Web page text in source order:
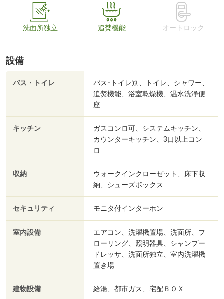
洗面所独立 追焚機能 オートロック
設備
バス・トイレ
バス･トイレ別、トイレ、シャワー、
追焚機能、浴室乾燥機、温水洗浄便
座
キッチン
ガスコンロ可、システムキッチン、
カウンターキッチン、3口以上コン
ロ
収納
ウォークインクローゼット、床下収
納、シューズボックス
セキュリティ モニタ付インターホン
室内設備
エアコン、洗濯機置場、洗面所、フ
ローリング、照明器具、シャンプー
ドレッサ、洗面所独立、室内洗濯機
置き場
建物設備 給湯、都市ガス、宅配ＢＯＸ